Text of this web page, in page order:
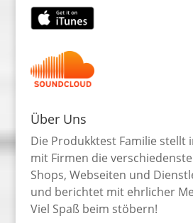
Über Uns
Die Produkktest Familie stellt
mit Firmen die
Shops, Webseiten und
und berichtet mit ehrlicher
Viel Spaß beim stöbern!